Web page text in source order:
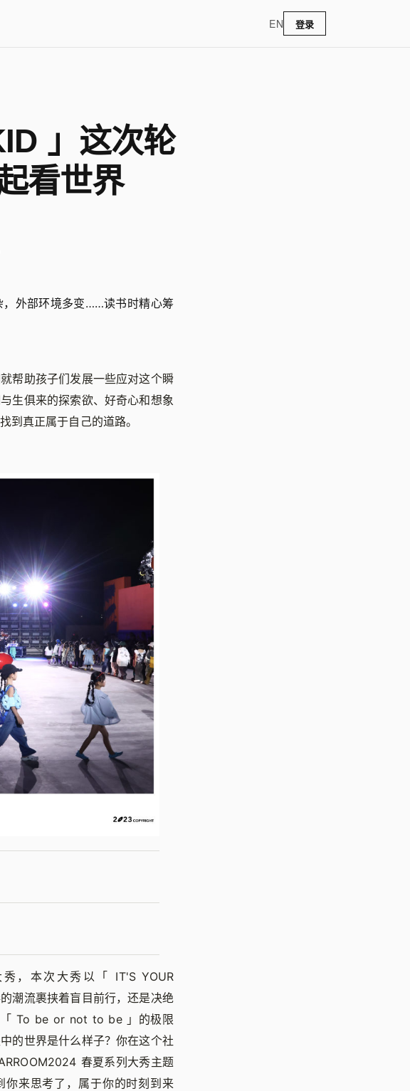
EN 登录
」这次轮
看世界
，外部环境多变……读书时精心筹
帮助孩子们发展一些应对这个瞬
生俱来的探索欲、好奇心和想象
到真正属于自己的道路。
，本次大秀以 「 IT'S YOUR
潮流裹挟着盲目前行，还是决绝
「To be or not to be 」的极限
的世界是什么样子？你在这个社
春夏系列大秀主题
你来思考了，属于你的时刻到来